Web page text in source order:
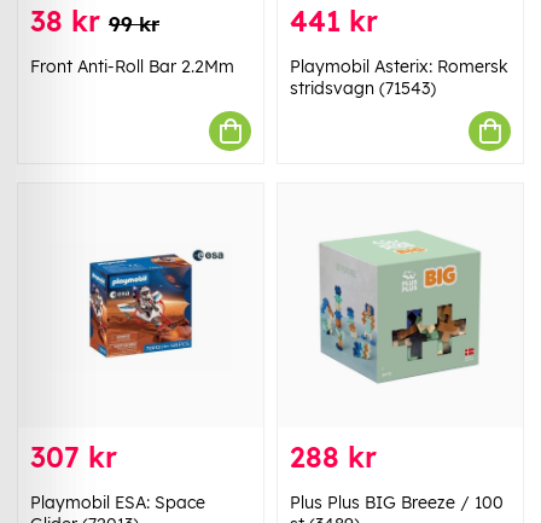
38 kr 99 kr
Front Anti-Roll Bar 2.2Mm
441 kr
Playmobil Asterix: Romersk
stridsvagn (71543)
307 kr
Playmobil ESA: Space
288 kr
Plus Plus BIG Breeze / 100